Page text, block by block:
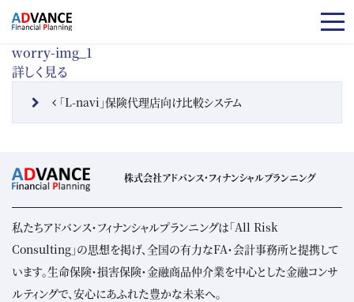
コンテンツへスキップ
worry-img_1
詳しく見る
投稿ナビゲーション
「L-navi」保険代理店向け比較システム
株式会社アドバンス・フィナンシャルプランニング
私たちアドバンス・フィナンシャルプランニングは「All Risk
Consulting」の思想を掲げ、全国の有力なFA・会計事務所と提携して
います。生命保険・損害保険・金融商品仲介業を中心とした金融コンサ
ルティングで、安心にあふれた豊かな未来へ。